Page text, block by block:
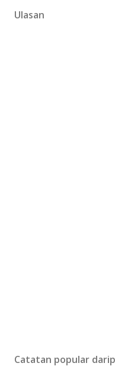
Ulasan
Catatan popular